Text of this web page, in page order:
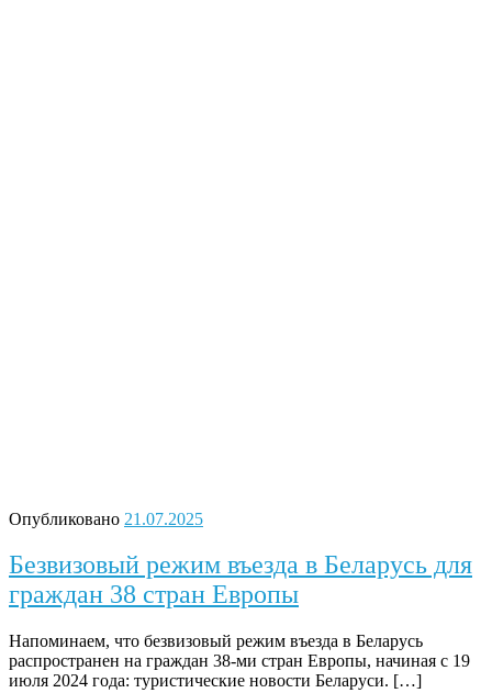
Опубликовано 21.07.2025
Безвизовый режим въезда в Беларусь для
граждан 38 стран Европы
Напоминаем, что безвизовый режим въезда в Беларусь
распространен на граждан 38-ми стран Европы, начиная с 19
июля 2024 года: туристические новости Беларуси. […]